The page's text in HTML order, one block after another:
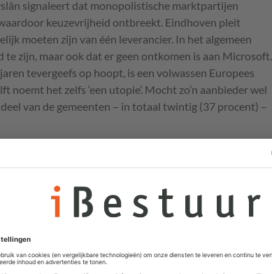
signaleert dat monopolistische marktpartijen
keuzevrijheid ontbreekt. Eindhoven pleit
moeten zijn van één leverancier. In het algemeen
zijn, maar ook dat er geen ontkomen is aan Microsoft.
tevergeefs op hoopt, is een volwassen Europees
het zelfs ‘een utopie’. Mocht zo’n aanbieder wel
van de gemeenten – in totaal twintig (37 procent) –
en pleit voor een landelijke
In plaats van abrupt afscheid te nemen van
aanpak om digitale autonomie te vergroten.
brengt volgens VNG risico’s met zich
en mogelijke verstoringen in gemeentelijke
de marktwerking versterken en de afhankelijkheid